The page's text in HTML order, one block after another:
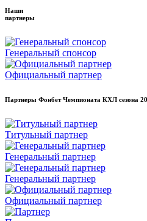
Наши
партнеры
Генеральный спонсор
Официальный партнер
Партнеры Фонбет Чемпионата КХЛ сезона
Титульный партнер
Генеральный партнер
Генеральный партнер
Официальный партнер